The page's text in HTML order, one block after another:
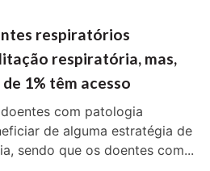
respiratórios
respiratória, mas,
1% têm acesso
com patologia
de alguma estratégia de
sendo que os doentes com...